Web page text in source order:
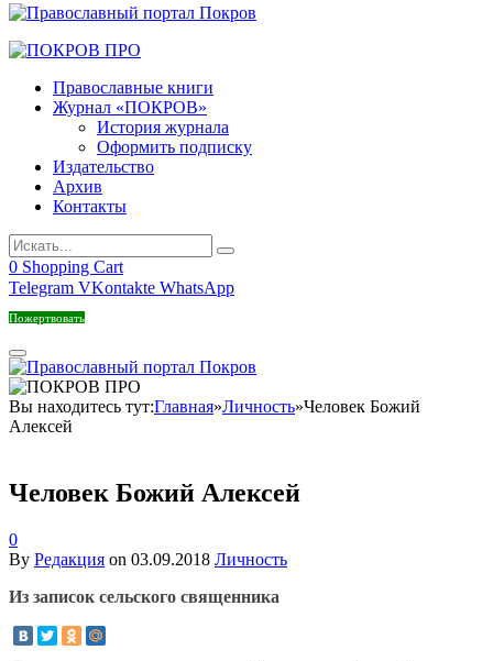
Православные книги
Журнал «ПОКРОВ»
История журнала
Оформить подписку
Издательство
Архив
Контакты
0 Shopping Cart
Telegram VKontakte WhatsApp
Пожертвовать
Вы находитесь тут:Главная»Личность»Человек Божий
Алексей
Человек Божий Алексей
0
By Редакция on 03.09.2018 Личность
Из записок сельского священника